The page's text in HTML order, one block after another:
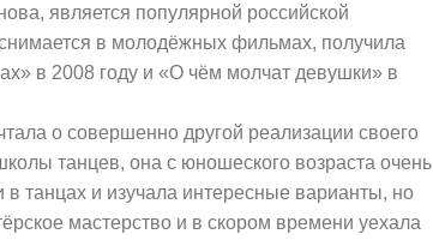
является популярной российской
в молодёжных фильмах, получила
в 2008 году и «О чём молчат девушки» в
о совершенно другой реализации своего
танцев, она с юношеского возраста очень
танцах и изучала интересные варианты, но
мастерство и в скором времени уехала